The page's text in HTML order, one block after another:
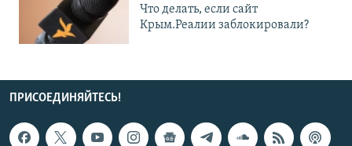
Что делать, если сайт
Крым.Реалии заблокировали?
ПРИСОЕДИНЯЙТЕСЬ!